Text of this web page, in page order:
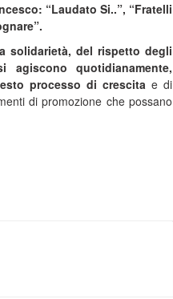
“Laudato Si..”, “Fratelli
solidarietà, del rispetto degli
quotidianamente,
processo di crescita e di
di promozione che possano